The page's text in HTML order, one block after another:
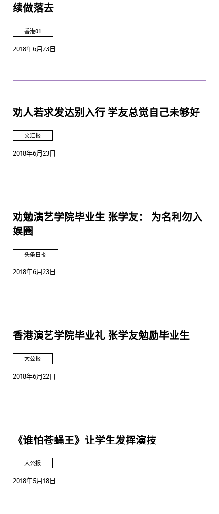
续做落去
香港01
2018年6月23日
劝人若求发达别入行 学友总觉自己未够好
文汇报
2018年6月23日
劝勉演艺学院毕业生 张学友： 为名利勿入
娱圈
头条日报
2018年6月23日
香港演艺学院毕业礼 张学友勉励毕业生
大公报
2018年6月22日
《谁怕苍蝇王》让学生发挥演技
大公报
2018年5月18日